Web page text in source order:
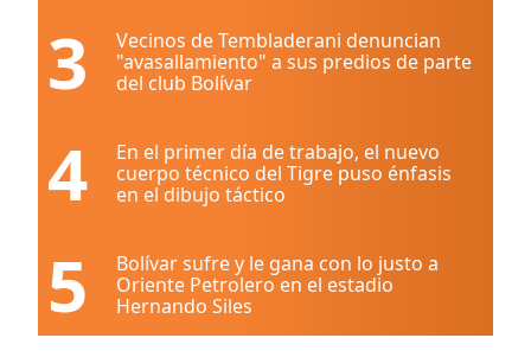
3
Vecinos de Tembladerani denuncian
"avasallamiento" a sus predios de parte
del club Bolívar
4
En el primer día de trabajo, el nuevo
cuerpo técnico del Tigre puso énfasis
en el dibujo táctico
5
Bolívar sufre y le gana con lo justo a
Oriente Petrolero en el estadio
Hernando Siles